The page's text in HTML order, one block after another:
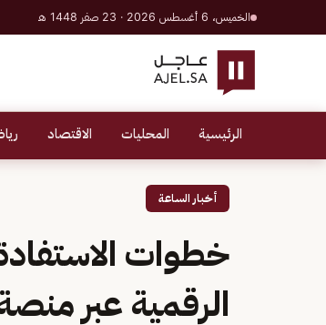
الخميس، 6 أغسطس 2026 · 23 صفر 1448 هـ
الرئيسية المحليات الاقتصاد
أخبار الساعة
خطوات
الرقمية عبر